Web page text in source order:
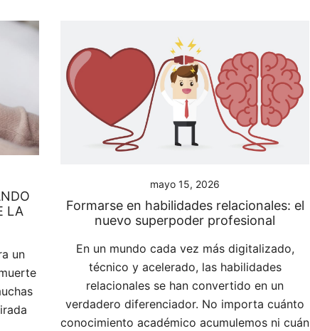
LA
un
mayo 15, 2026
Formarse en habilidades relacionales: el
nuevo superpoder profesional
En un mundo cada vez más digitalizado,
técnico y acelerado, las habilidades
relacionales se han convertido en un
verdadero diferenciador. No importa cuánto
conocimiento académico acumulemos ni cuán